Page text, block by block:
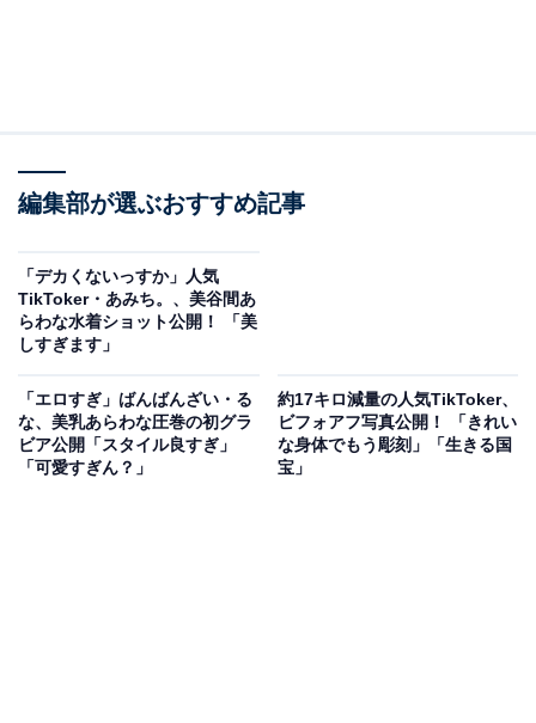
編集部が選ぶおすすめ記事
「デカくないっすか」人気
TikToker・あみち。、美谷間あ
らわな水着ショット公開！ 「美
しすぎます」
「エロすぎ」ばんばんざい・る
な、美乳あらわな圧巻の初グラ
ビア公開「スタイル良すぎ」
「可愛すぎん？」
約17キロ減量の人気TikToker、
ビフォアフ写真公開！ 「きれい
な身体でもう彫刻」「生きる国
宝」